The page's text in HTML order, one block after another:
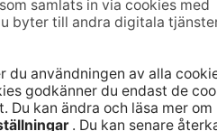
Genvägar
Tjänster